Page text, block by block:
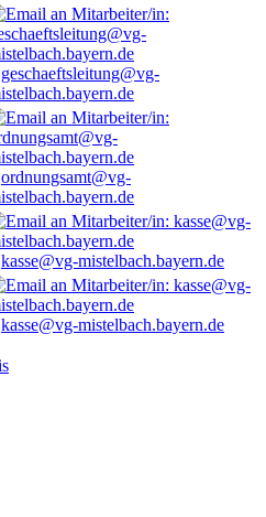
geschaeftsleitung@vg-
ordnungsamt@vg-
kasse@vg-mistelbach.bayern.de
kasse@vg-mistelbach.bayern.de